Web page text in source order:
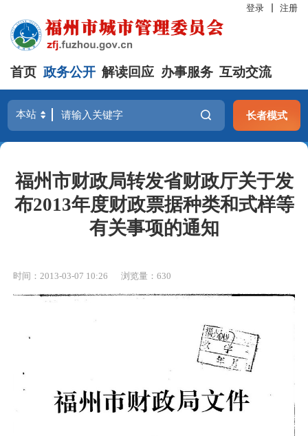
登录 注册
首页 政务公开 解读回应 办事服务 互动交流
长者模式
福州市财政局转发省财政厅关于发
布2013年度财政票据种类和式样等
有关事项的通知
时间：2013-03-07 10:26 浏览量：630